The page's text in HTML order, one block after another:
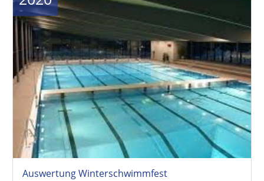
Auswertung Winterschwimmfest